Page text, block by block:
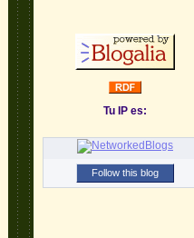
Tu IP es:
Follow this blog